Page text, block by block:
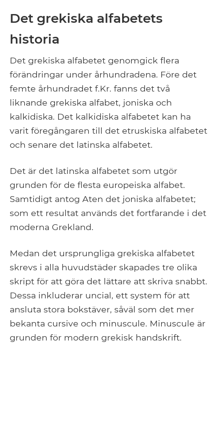
Det grekiska alfabetets
historia
Det grekiska alfabetet genomgick flera
förändringar under århundradena. Före det
femte århundradet f.Kr. fanns det två
liknande grekiska alfabet, joniska och
kalkidiska. Det kalkidiska alfabetet kan ha
varit föregångaren till det etruskiska alfabetet
och senare det latinska alfabetet.
Det är det latinska alfabetet som utgör
grunden för de flesta europeiska alfabet.
Samtidigt antog Aten det joniska alfabetet;
som ett resultat används det fortfarande i det
moderna Grekland.
Medan det ursprungliga grekiska alfabetet
skrevs i alla huvudstäder skapades tre olika
skript för att göra det lättare att skriva snabbt.
Dessa inkluderar uncial, ett system för att
ansluta stora bokstäver, såväl som det mer
bekanta cursive och minuscule. Minuscule är
grunden för modern grekisk handskrift.